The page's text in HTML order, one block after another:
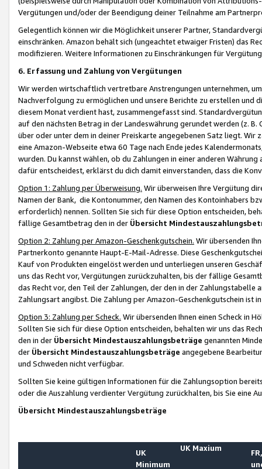
Vergütungen und/oder der Beendigung deiner Teilnahme am
Gelegentlich können wir die Möglichkeit unserer Partner,
einschränken. Amazon behält sich (ungeachtet etwaiger Fristen) das
modifizieren. Weitere Informationen zu Einschränkungen für
6. Erfassung und Zahlung von Vergütungen
Wir werden wirtschaftlich vertretbare Anstrengungen unternehmen,
Nachverfolgung zu ermöglichen und unsere Berichte zu erstellen und
diesem Monat verdient hast, zusammengefasst sind.
auf den nächsten Betrag in der Landeswährung gerundet werden (z.
über oder unter dem in deiner Preiskarte angegebenen Satz liegt.
eine Amazon-Webseite etwa 60 Tage nach Ende jedes
wurden. Du kannst wählen, ob du Zahlungen in einer anderen
dafür entscheidest, erklärst du dich damit einverstanden, dass die
Option 1: Zahlung per Überweisung. Wir überweisen Ihre Vergütung
Namen der Bank, die Kontonummer, den Namen des Kontoinhabers
erforderlich) nennen. Sollten Sie sich für diese Option entscheiden,
fällige Gesamtbetrag den in der Übersicht
Option 2: Zahlung per Amazon-Geschenkgutschein. Wir übersenden
Partnerkonto genannte Haupt-E-Mail-Adresse. Diese
Kauf von Produkten eingelöst werden und unterliegen unseren
uns das Recht vor, Vergütungen zurückzuhalten, bis der fällige
das Recht vor, den Teil der Zahlungen, der den in der
Zahlungsart angibst. Die Zahlung per Amazon-Geschenkgutschein ist
Option 3: Zahlung per Scheck. Wir übersenden Ihnen einen Scheck in
Sollten Sie sich für diese Option entscheiden, behalten wir uns das
den in der Übersicht Mindestauszahlungsbeträge genannten
der Übersicht Mindestauszahlungsbeträge angegebene
und Schweden nicht verfügbar.
Sollten Sie keine gültigen Informationen für die Zahlungsoption
oder die Auszahlung verdienter Vergütung zurückhalten, bis Sie
Übersicht Mindestauszahlungsbeträge
UK
Minimum
UK Maxium